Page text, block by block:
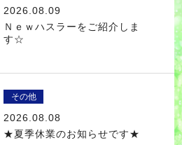
2026.08.09
Ｎｅｗハスラーをご紹介しま
す☆
その他
2026.08.08
★夏季休業のお知らせです★